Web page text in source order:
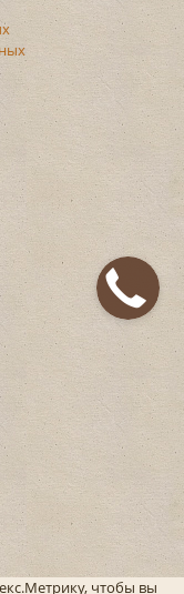
чтобы вы